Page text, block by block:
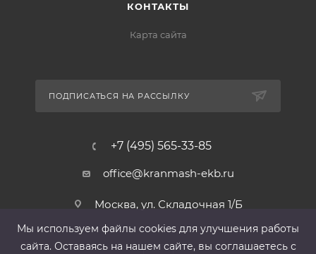
КОНТАКТЫ
Карта сайта
ПОДПИСАТЬСЯ НА РАССЫЛКУ
+7 (495) 565-33-85
office@kranmash-ekb.ru
Москва, ул. Складочная 1/Б
Мы используем файлы cооkies для улучшения работы
сайта. Оставаясь на нашем сайте, вы соглашаетесь с